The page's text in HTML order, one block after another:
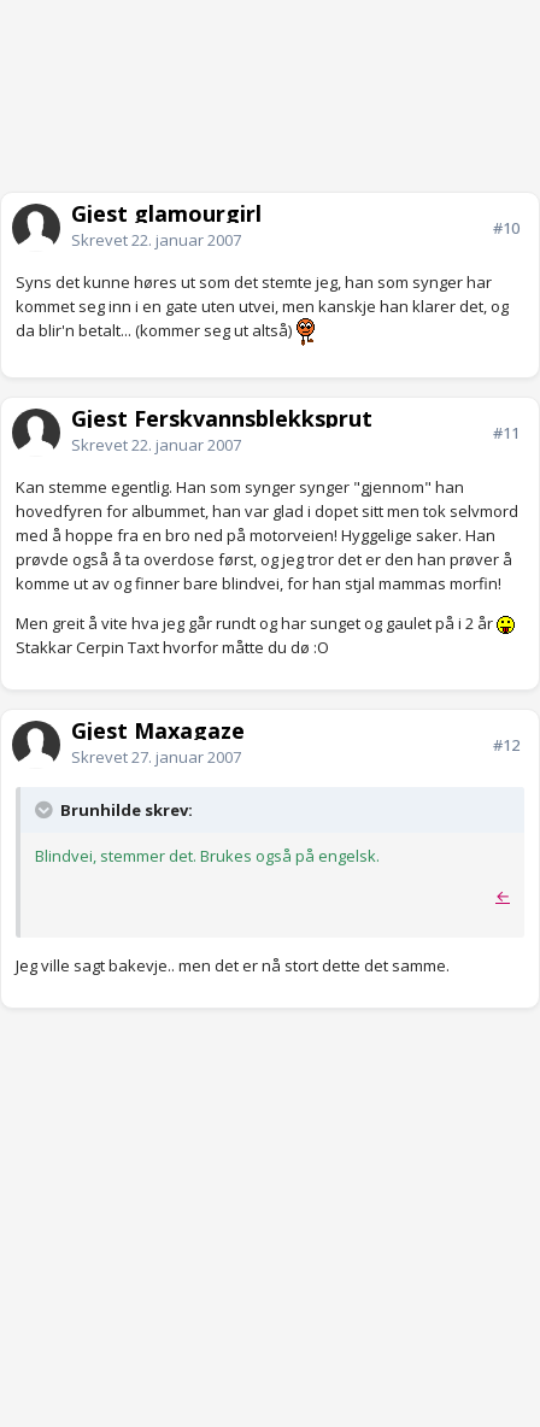
Gjest glamourgirl
Skrevet22. januar 2007
#10
Syns det kunne høres ut som det stemte jeg, han som synger har
kommet seg inn i en gate uten utvei, men kanskje han klarer det, og
da blir'n betalt... (kommer seg ut altså)
Gjest Ferskvannsblekksprut
Skrevet22. januar 2007
#11
Kan stemme egentlig. Han som synger synger "gjennom" han
hovedfyren for albummet, han var glad i dopet sitt men tok selvmord
med å hoppe fra en bro ned på motorveien! Hyggelige saker. Han
prøvde også å ta overdose først, og jeg tror det er den han prøver å
komme ut av og finner bare blindvei, for han stjal mammas morfin!
Men greit å vite hva jeg går rundt og har sunget og gaulet på i 2 år
Stakkar Cerpin Taxt hvorfor måtte du dø :O
Gjest Maxagaze
Skrevet27. januar 2007
#12
Brunhilde skrev:
Blindvei, stemmer det. Brukes også på engelsk.
←
Jeg ville sagt bakevje.. men det er nå stort dette det samme.